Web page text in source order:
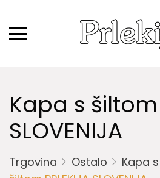
Kapa s šiltom
SLOVENIJA
Trgovina Ostalo Kapa